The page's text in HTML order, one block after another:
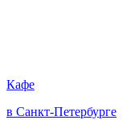
Кафе
в Санкт-Петербурге